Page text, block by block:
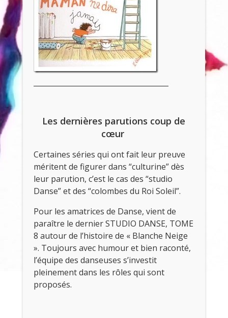
Les dernières parutions coup de
cœur
Certaines séries qui ont fait leur preuve
méritent de figurer dans “culturine” dès
leur parution, c’est le cas des “studio
Danse” et des “colombes du Roi Soleil”.
Pour les amatrices de Danse, vient de
paraître le dernier STUDIO DANSE, TOME
8 autour de l’histoire de « Blanche Neige
». Toujours avec humour et bien raconté,
l’équipe des danseuses s’investit
pleinement dans les rôles qui sont
proposés.